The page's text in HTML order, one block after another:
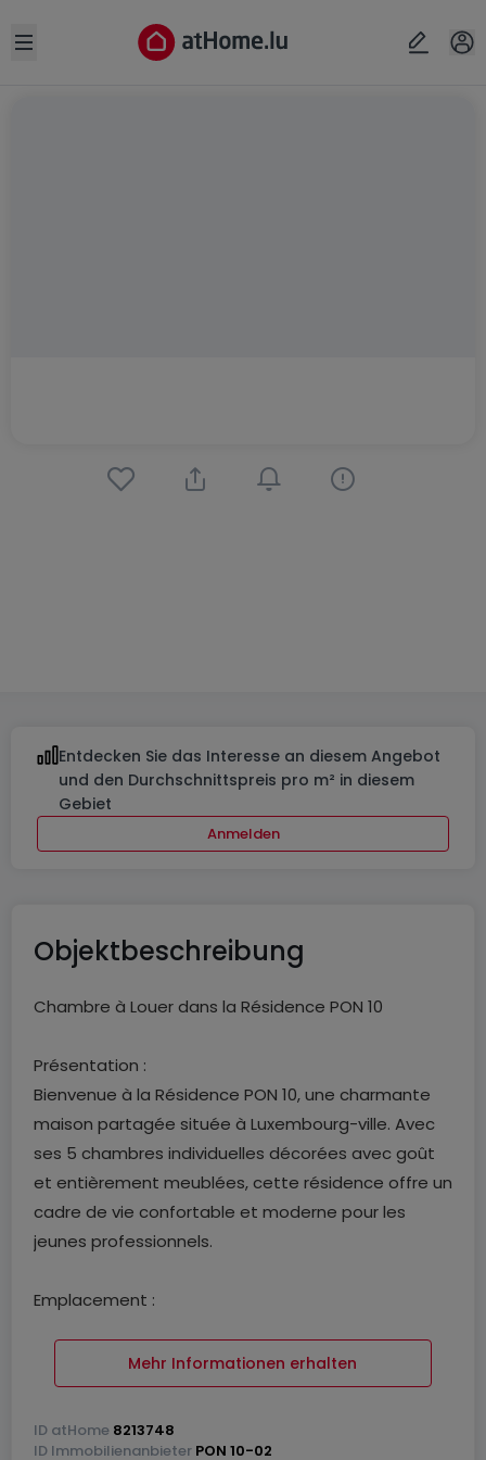
Open sidebar
Entdecken Sie das Interesse an diesem Angebot
und den Durchschnittspreis pro m² in diesem
Gebiet
Anmelden
Objektbeschreibung
Chambre à Louer dans la Résidence PON 10
Présentation :
Bienvenue à la Résidence PON 10, une charmante
maison partagée située à Luxembourg-ville. Avec
ses 5 chambres individuelles décorées avec goût
et entièrement meublées, cette résidence offre un
cadre de vie confortable et moderne pour les
jeunes professionnels.
Emplacement :
Pont, dans le quartier de Bertrange à Luxembourg-
ville. Profitez d'un accès facile aux commerces de
commun.
Mehr Informationen erhalten
ID atHome 8213748
ID Immobilienanbieter PON 10-02